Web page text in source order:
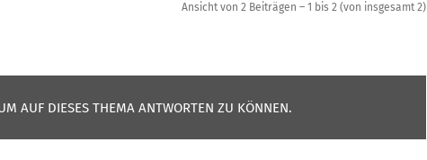
Ansicht von 2 Beiträgen – 1 bis 2 (von insgesamt 2)
AUF DIESES THEMA ANTWORTEN ZU KÖNNEN.